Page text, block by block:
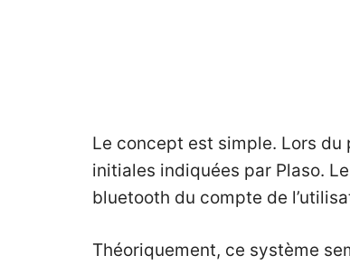
Le concept est simple. Lors
initiales indiquées par Plaso.
bluetooth du compte de
Théoriquement, ce système